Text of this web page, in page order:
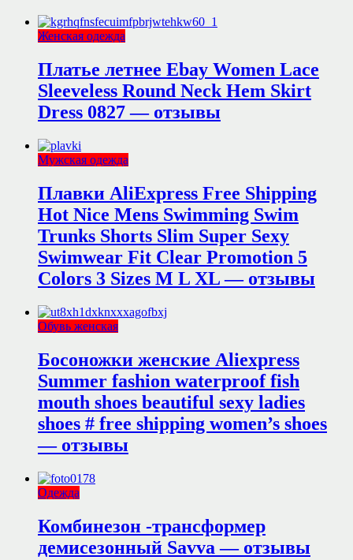
Женская одежда
Платье летнее Ebay Women Lace
Sleeveless Round Neck Hem Skirt
Dress 0827 — отзывы
Мужская одежда
Плавки AliExpress Free Shipping
Hot Nice Mens Swimming Swim
Trunks Shorts Slim Super Sexy
Swimwear Fit Clear Promotion 5
Colors 3 Sizes M L XL — отзывы
Обувь женская
Босоножки женские Aliexpress
Summer fashion waterproof fish
mouth shoes beautiful sexy ladies
shoes # free shipping women’s shoes
— отзывы
Одежда
Комбинезон -трансформер
демисезонный Savva — отзывы